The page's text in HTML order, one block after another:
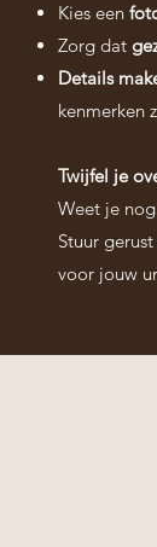
Kies een
Zorg dat
Details
kenmerken
Twijfel je
Weet je
Stuur
voor jouw